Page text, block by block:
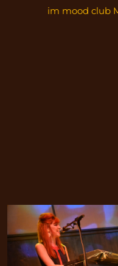
im mood club